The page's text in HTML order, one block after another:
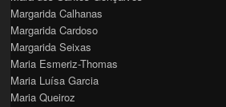
Margarida Calhanas
Margarida Cardoso
Margarida Seixas
Maria Esmeriz-Thomas
Maria Luísa Garcia
Maria Queiroz